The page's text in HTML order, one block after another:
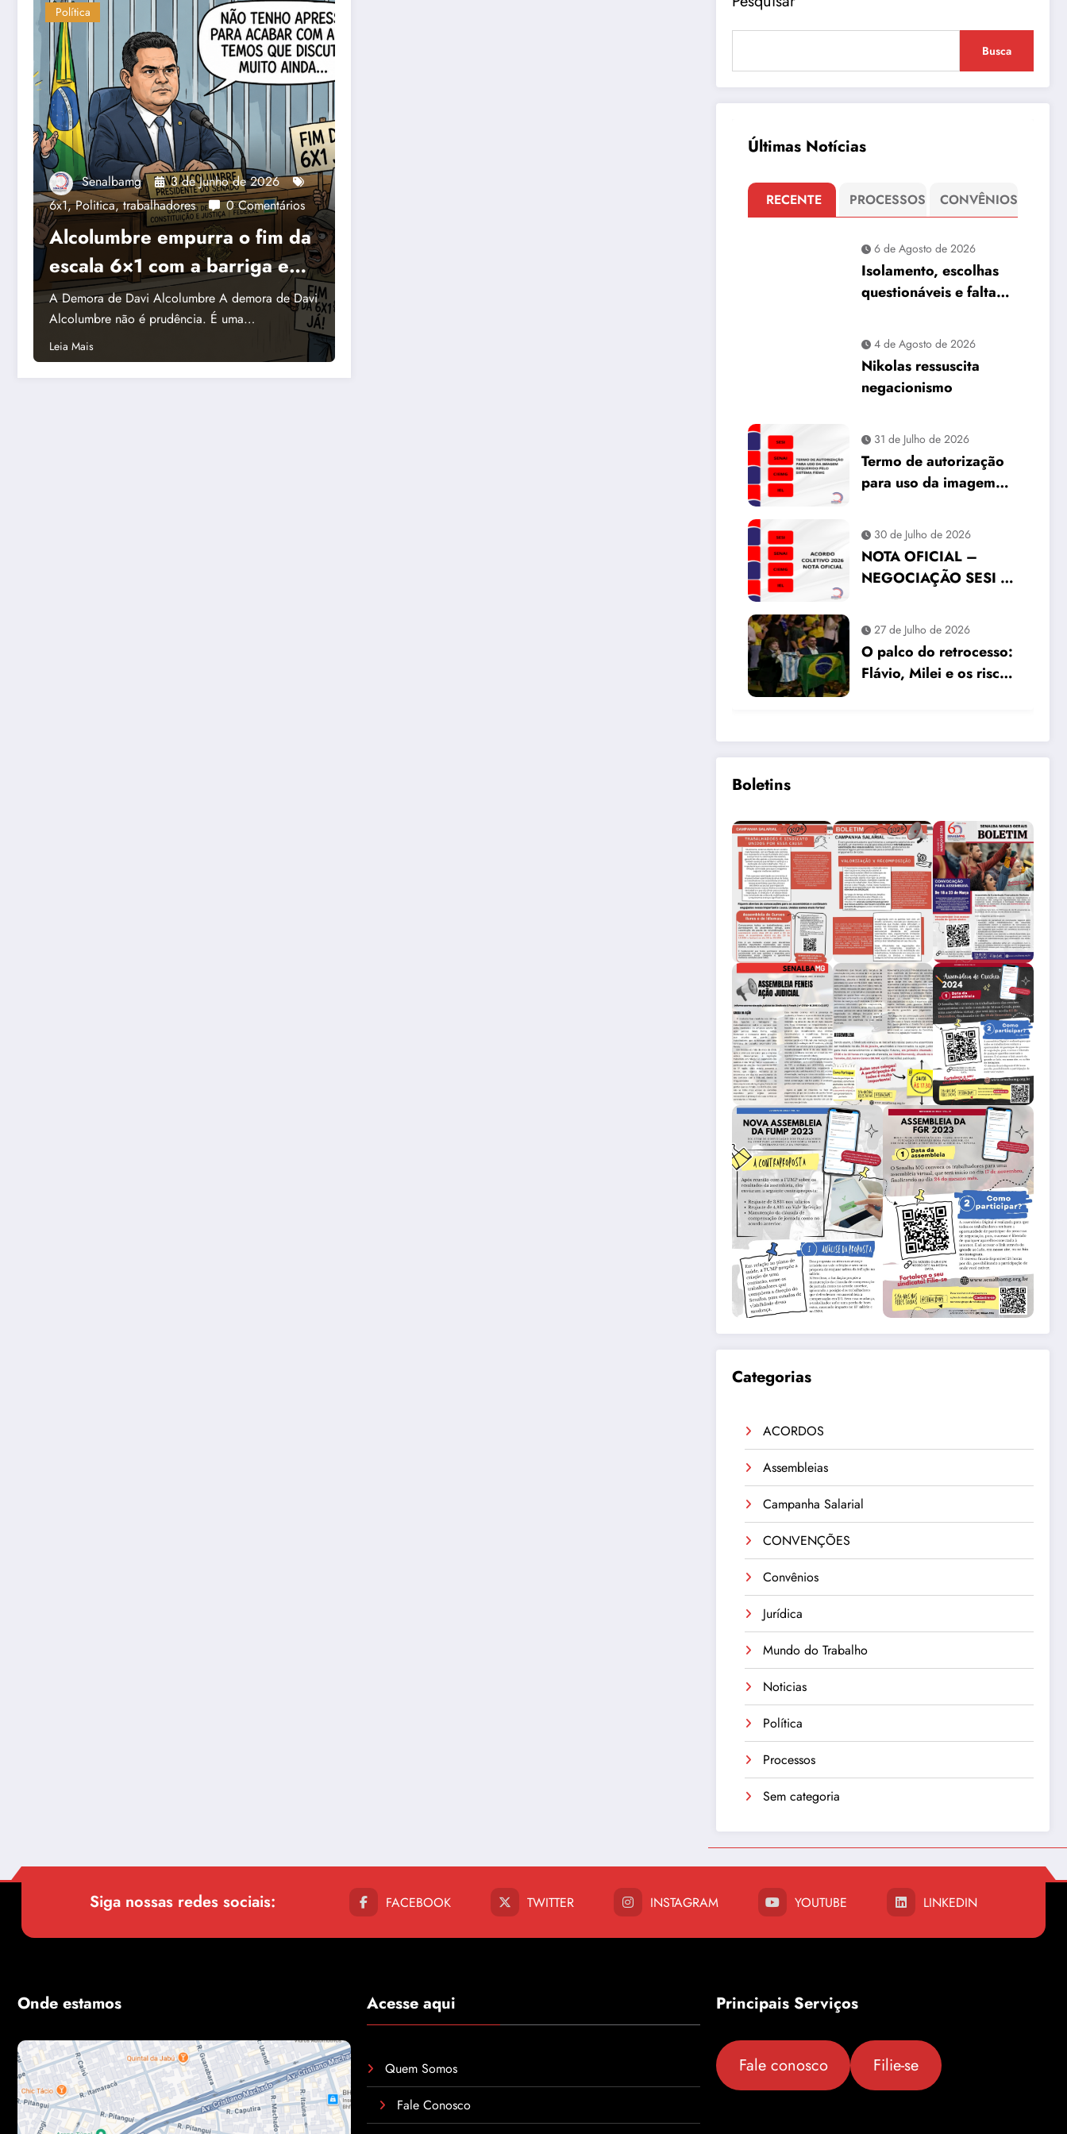
Política
Senalbamg
3 de Junho de 2026
6x1,Politica,trabalhadores 0 Comentários
Alcolumbre empurra o fim da
escala 6×1 com a barriga e
escolhe de que lado está
A Demora de Davi Alcolumbre A demora de Davi
Alcolumbre não é prudência. É uma…
Leia Mais
Busca
Últimas Notícias
RECENTE PROCESSOS CONVÊNIOS
6 de Agosto de 2026
Isolamento, escolhas
questionáveis e falta
4 de Agosto de 2026
Nikolas ressuscita
negacionismo
31 de Julho de 2026
Termo de autorização
para uso da imagem
FIEMG
30 de Julho de 2026
NOTA OFICIAL –
NEGOCIAÇÃO SESI |
27 de Julho de 2026
O palco do retrocesso:
Flávio, Milei e os riscos
Boletins
Categorias
ACORDOS
Assembleias
Campanha Salarial
CONVENÇÕES
Convênios
Jurídica
Mundo do Trabalho
Noticias
Política
Processos
Sem categoria
Siga nossas redes sociais: FACEBOOK TWITTER INSTAGRAM YOUTUBE LINKEDIN
Onde estamos Acesse aqui
Quem Somos
Fale Conosco
Principais Serviços
Fale conosco Filie-se